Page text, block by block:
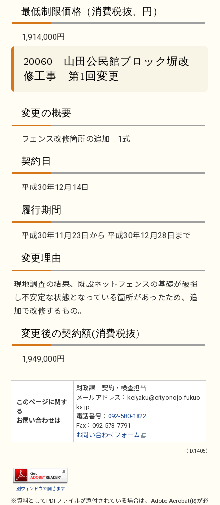
最低制限価格（消費税抜、円）
1,914,000円
20060 山田公民館ブロック塀改
修工事 第1回変更
変更の概要
フェンス改修箇所の追加 1式
契約日
平成30年12月14日
履行期間
平成30年11月23日から 平成30年12月28日まで
変更理由
現地調査の結果、既設ネットフェンスの基礎が破損
し不安定な状態となっている箇所があったため、追
加で改修するもの。
変更後の契約額(消費税抜)
1,949,000円
このページに関す
る
お問い合わせは
財政課 契約・検査担当
メールアドレス：keiyaku@city.onojo.fukuo
ka.jp
電話番号： 092-580-1822
Fax：092-573-7791
お問い合わせフォーム
（ID:1405）
別ウィンドウで開きます
※資料としてPDFファイルが添付されている場合は、Adobe Acrobat(R)が必